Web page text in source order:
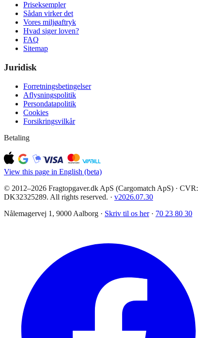
Priseksempler
Sådan virker det
Vores miljøaftryk
Hvad siger loven?
FAQ
Sitemap
Juridisk
Forretningsbetingelser
Aflysningspolitik
Persondatapolitik
Cookies
Forsikringsvilkår
Betaling
View this page in English (beta)
© 2012–2026 Fragtopgaver.dk ApS (Cargomatch ApS) · CVR:
DK32325289. All rights reserved. · v2026.07.30
Nålemagervej 1, 9000 Aalborg · Skriv til os her · 70 23 80 30